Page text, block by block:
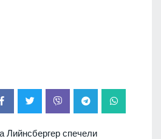
Лийнсбергер спечели